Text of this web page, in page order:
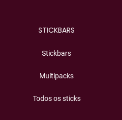
STICKBARS
Stickbars
Multipacks
Todos os sticks